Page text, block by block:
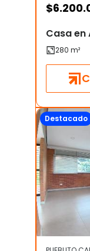
$
Casa en
Destacado